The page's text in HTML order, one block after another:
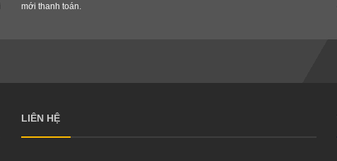
mới thanh toán.
LIÊN HỆ